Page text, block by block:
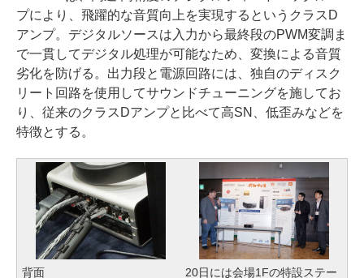
プにより、飛躍的な音質向上を実現するというクラスD
アンプ。デジタルソースは入力から最終段のPWM変調ま
で一貫してデジタル処理が可能なため、変換による音質
劣化を防げる。出力段と電源回路には、独自のディスク
リート回路を使用してサウンドチューニングを施してお
り、従来のクラスDアンプと比べて高SN、低歪みなどを
特徴とする。
背面
20日には会場1Fの特設ステー